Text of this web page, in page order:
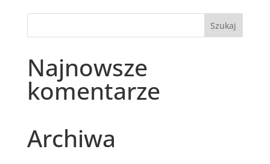
Najnowsze
komentarze
Archiwa